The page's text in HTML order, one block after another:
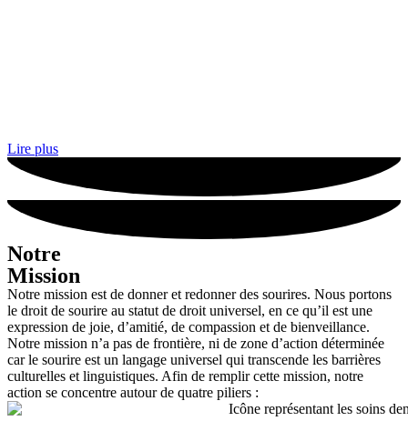
Lire plus
Notre
Mission
Notre mission est de donner et redonner des sourires. Nous portons
le droit de sourire au statut de droit universel, en ce qu’il est une
expression de joie, d’amitié, de compassion et de bienveillance.
Notre mission n’a pas de frontière, ni de zone d’action déterminée
car le sourire est un langage universel qui transcende les barrières
culturelles et linguistiques. Afin de remplir cette mission, notre
action se concentre autour de quatre piliers :